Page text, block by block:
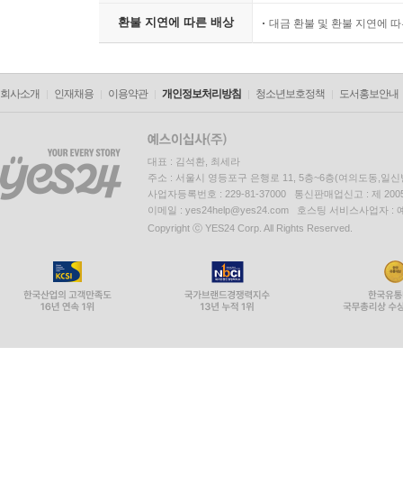
환불 지연에 따른 배상 대금 환불 및 환불 지연에
회사소개 인재채용 이용약관 개인정보처리방침 청소년보호정책 도서홍보안내
대표 : 김석환, 최세라
주소 : 서울시 영등포구 은행로 11, 5층~6층(여의도동,일신
사업자등록번호 : 229-81-37000 통신판매업신고 : 제
이메일 : yes24help@yes24.com 호스팅 서비스사업자 :
Copyright ⓒ YES24 Corp. All Rights Reserved.